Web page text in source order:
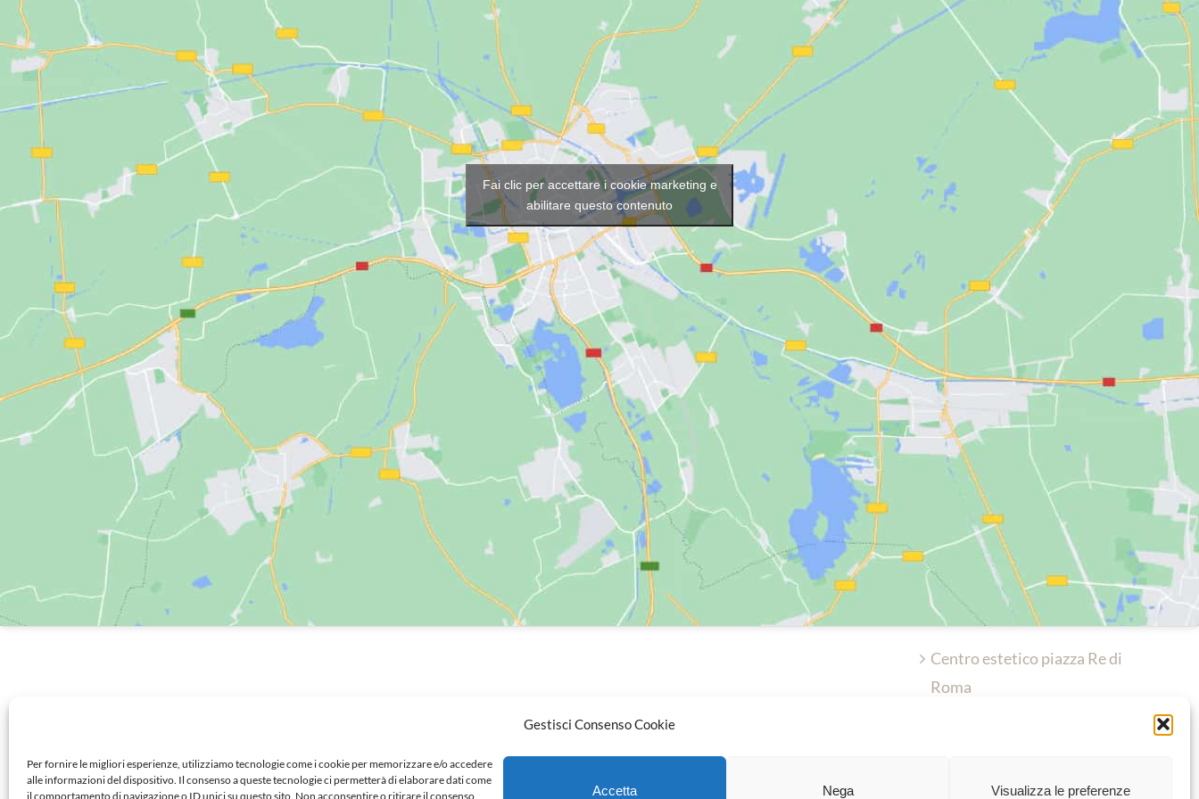
Gestisci Consenso Cookie
Per fornire le migliori esperienze, utilizziamo tecnologie come i cookie per memorizzare e/o accedere
alle informazioni del dispositivo. Il consenso a queste tecnologie ci permetterà di elaborare dati come
il comportamento di navigazione o ID unici su questo sito. Non acconsentire o ritirare il consenso
Accetta Nega Visualizza le preferenze
Fai clic per accettare i cookie marketing e
abilitare questo contenuto
Roma
CetroEsteticoRoma.net| All
Centro estetico piazza Re di
Roma
Centro estetico Roma San